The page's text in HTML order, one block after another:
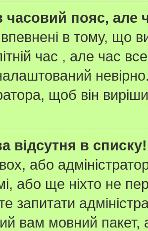
часовий пояс, але
в тому, що
час , але час
щоб він
відсутня в списку!
або
або ще ніхто не
запитати
вам мовний